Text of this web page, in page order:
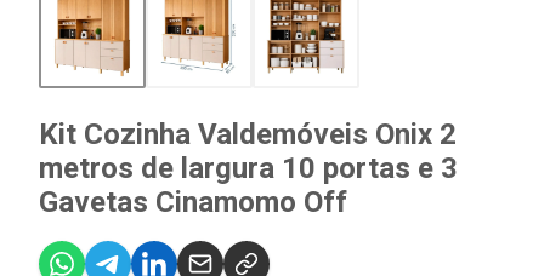
Kit Cozinha Valdemóveis Onix 2
metros de largura 10 portas e 3
Gavetas Cinamomo Off